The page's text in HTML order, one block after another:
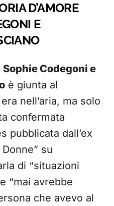
D’AMORE
E
Sophie Codegoni e
è giunta al
nell’aria, ma solo
confermata
pubblicata dall’ex
su
di “situazioni
“mai avrebbe
che avevo al